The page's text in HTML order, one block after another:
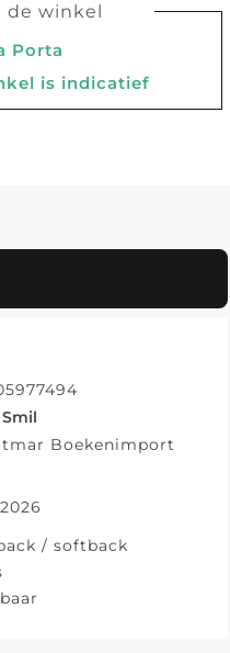
de winkel
Porta
is indicatief
Boekenimport
/ softback